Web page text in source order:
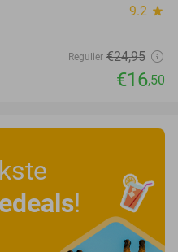
9.2 star
Regulier €24,95
€16,50
!